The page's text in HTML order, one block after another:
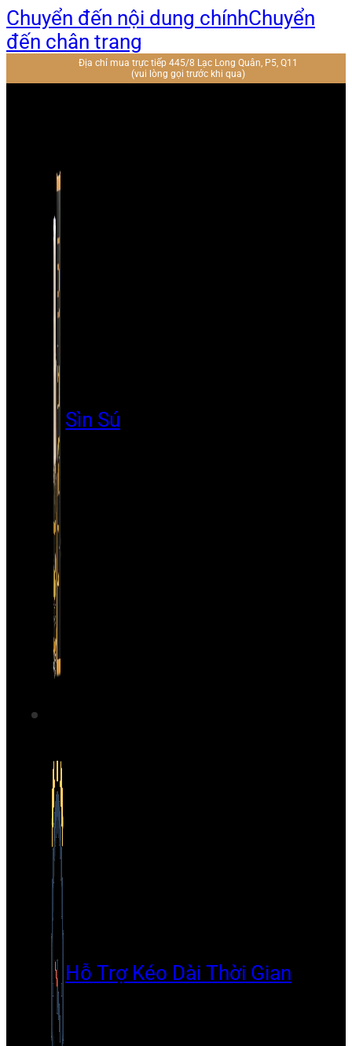
Chuyển đến nội dung chínhChuyển
đến chân trang
Địa chỉ mua trực tiếp 445/8 Lạc Long Quân, P5, Q11
(vui lòng gọi trước khi qua)
Sìn Sú
Hỗ Trợ Kéo Dài Thời Gian